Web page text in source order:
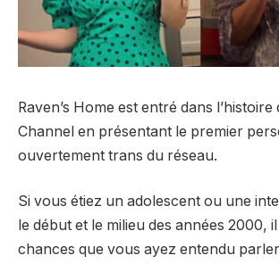
Raven’s Home est entré dans l’histoire
Channel en présentant le premier
ouvertement trans du réseau.
Si vous étiez un adolescent ou une
le début et le milieu des années 2000,
chances que vous ayez entendu